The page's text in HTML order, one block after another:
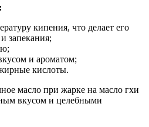
кипения, что делает его
запекания;
и ароматом;
кислоты.
масло при жарке на масло гхи
вкусом и целебными